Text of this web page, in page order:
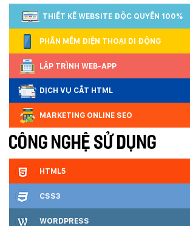
THIẾT KẾ WEBSITE ĐỘC QUYỀN 100%
PHẦN MỀM ĐIỆN THOẠI DI ĐỘNG
LẬP TRÌNH WEB-APP
DỊCH VỤ CẮT HTML
MARKETING ONLINE SEO
CÔNG NGHỆ SỬ DỤNG
HTML5
CSS3
WORDPRESS